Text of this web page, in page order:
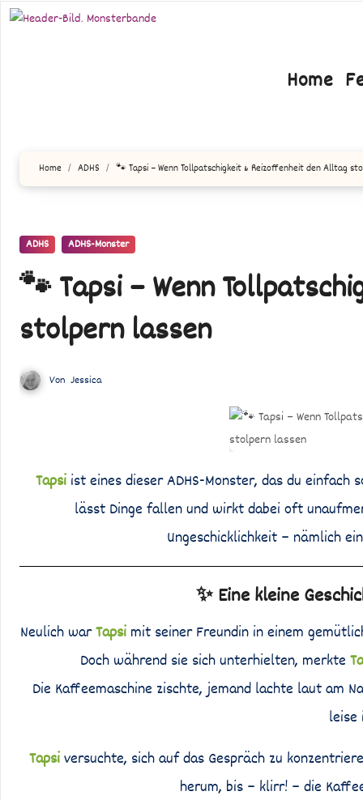
Zum
Home
Home ADHS 🐾 Tapsi – Wenn Tollpatschigkeit & Reizoffenheit den Alltag
ADHS ADHS-Monster
🐾 Tapsi – Wenn
stolpern lassen
Von Jessica
Tapsi ist eines dieser ADHS-Monster, das du
lässt Dinge fallen und wirkt dabei oft
Ungeschicklichkeit – nämlich
✨ Eine kleine
Neulich warTapsimit seiner Freundin in einem
Doch während sie sich unterhielten, merkte
Die Kaffeemaschine zischte, jemand lachte laut am
leise
Tapsiversuchte, sich auf das Gespräch zu
herum, bis – klirr! – die